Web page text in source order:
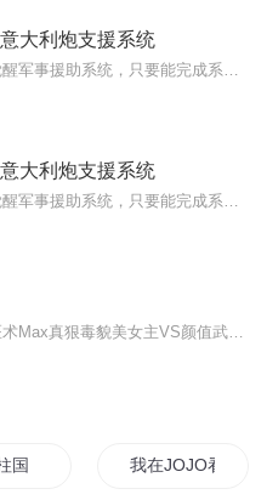
大利炮支援系统
大利炮支援系统
国 我在JOJO看戏的